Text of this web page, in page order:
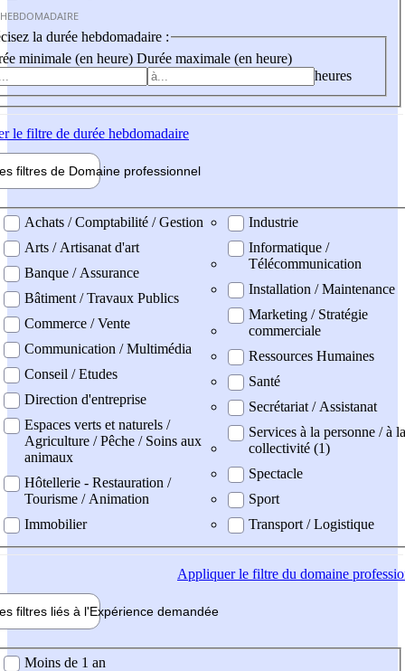
la durée hebdomadaire :
minimale (en heure) Durée maximale (en heure)
heures
le filtre de durée hebdomadaire
filtres de Domaine professionnel
professionel
Achats / Comptabilité / Gestion
Arts / Artisanat d'art
Banque / Assurance
Bâtiment / Travaux Publics
Commerce / Vente
Communication / Multimédia
Conseil / Etudes
Direction d'entreprise
Espaces verts et naturels /
Agriculture / Pêche / Soins aux
animaux
Hôtellerie - Restauration /
Tourisme / Animation
Immobilier
Industrie
Informatique /
Télécommunication
Installation / Maintenance
Marketing / Stratégie
commerciale
Ressources Humaines
Santé
Secrétariat / Assistanat
Services à la personne / à la
collectivité (1)
Spectacle
Sport
Transport / Logistique
Appliquerle filtre du domaine
filtres liés à l'Expérience demandée
demandée
Moins de 1 an